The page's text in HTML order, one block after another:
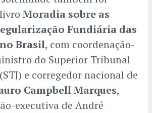
Moradia sobre as
Fundiária das
Brasil, com coordenação-
do Superior Tribunal
e corregedor nacional de
Campbell Marques,
executiva de André